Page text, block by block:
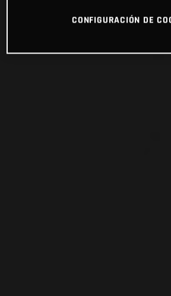
CONFIGURACIÓN DE